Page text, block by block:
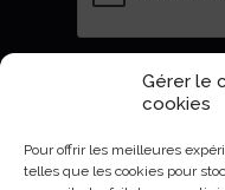
Gérer le
cookies
Pour offrir les meilleures
telles que les cookies pour
Envoyer